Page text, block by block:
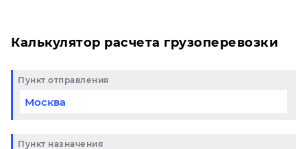
Калькулятор расчета грузоперевозки
Пункт отправления
Пункт назначения